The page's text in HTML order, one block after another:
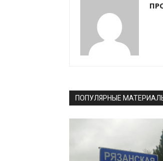
ПОПУЛЯРНЫЕ